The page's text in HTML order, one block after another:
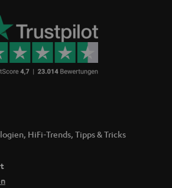
HiFi-Trends, Tipps & Tricks